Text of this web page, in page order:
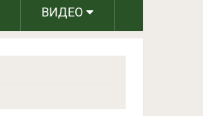
ВИДЕО